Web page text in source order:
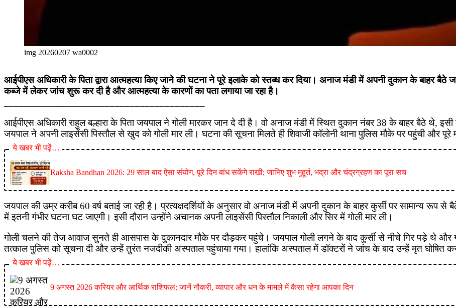
img 20260207 wa0002
आईपीएस अधिकारी के पिता द्वारा आत्महत्या किए जाने की घटना ने पूरे इलाके को स्तब्ध कर दिया। अनाज मंडी में अपनी दुकान के बाहर
कब्जे में लेकर जांच शुरू कर दी है और आत्महत्या के कारणों का पता लगाया जा रहा है।
आईपीएस अधिकारी राहुल बल्हारा के पिता जयपाल ने गोली मारकर जान दे दी है। वो अनाज मंडी में स्थित दुकान नंबर 38 के बाहर बैठे थे,
जयपाल ने अपनी लाइसेंसी पिस्तौल से खुद को गोली मार ली। घटना की सूचना मिलते ही शिवाजी कॉलोनी थाना पुलिस मौके पर पहुंची और
ये खबर भी पढ़ें…
Raksha Bandhan 2026: 29 साल बाद ऐसा संयोग, पूरे दिन बांध सकेंगे राखी; जानिए शुभ मुहूर्त, भद्रा और चंद्रग्रहण का पूरा सच
जयपाल की उम्र करीब 60 वर्ष बताई जा रही है। प्रत्यक्षदर्शियों के अनुसार वो अनाज मंडी में अपनी दुकान के बाहर कुर्सी पर सामान्य रूप
में इतनी गंभीर घटना घट जाएगी। इसी दौरान उन्होंने अचानक अपनी लाइसेंसी पिस्तौल निकाली और सिर में गोली मार ली।
गोली चलने की तेज आवाज सुनते ही आसपास के दुकानदार मौके पर दौड़कर पहुंचे। जयपाल गोली लगने के बाद कुर्सी से नीचे गिर पड़े थे
तत्काल पुलिस को सूचना दी और उन्हें तुरंत नजदीकी अस्पताल पहुंचाया गया। हालांकि अस्पताल में डॉक्टरों ने जांच के बाद उन्हें मृत घोषित
ये खबर भी पढ़ें…
9 अगस्त 2026 करियर और आर्थिक राशिफल: जानें नौकरी, व्यापार और धन के मामले में कैसा रहेगा आपका दिन